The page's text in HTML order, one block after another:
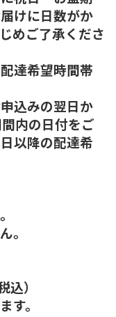
けに日数がか
めご了承くださ
達希望時間帯
込みの翌日か
内の日付をご
以降の配達希
。
）
す。